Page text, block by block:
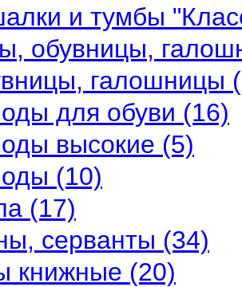
и тумбы
обувницы,
галошницы
для обуви (16)
высокие (5)
(10)
(17)
серванты (34)
книжные (20)